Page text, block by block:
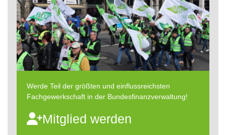
Werde Teil der größten und einflussreichsten
Fachgewerkschaft in der Bundesfinanzverwaltung!
Mitglied werden